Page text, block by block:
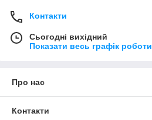
Контакти
Сьогодні вихідний
Показати весь графік роботи
Про нас
Контакти